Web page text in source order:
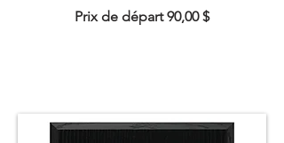
Prix de départ 90,00 $